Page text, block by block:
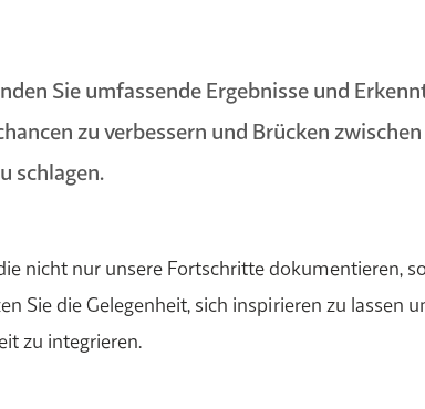
Sie umfassende Ergebnisse und
zu verbessern und Brücken zwischen
schlagen.
nicht nur unsere Fortschritte dokumentieren,
Sie die Gelegenheit, sich inspirieren zu lassen
zu integrieren.